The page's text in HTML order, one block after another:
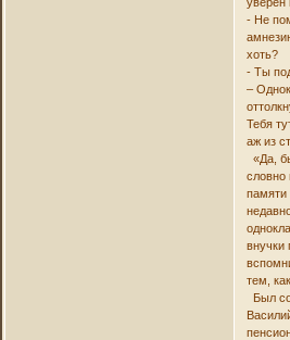
- Не
хоть?
- Ты
–
Тебя
аж из
«Да,
словно
памяти
внучки
тем,
Был